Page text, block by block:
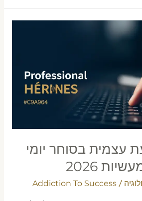
עצמית בסוחר יומי
2026
/
Addiction To Success